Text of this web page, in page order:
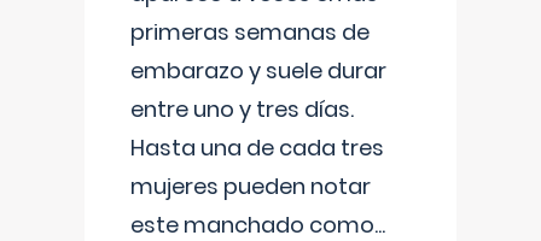
primeras semanas de
embarazo y suele durar
entre uno y tres días.
Hasta una de cada tres
mujeres pueden notar
este manchado como...